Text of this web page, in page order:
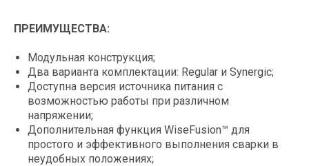
ПРЕИМУЩЕСТВА:
Модульная конструкция;
Два варианта комплектации: Regular и Synergic;
Доступна версия источника питания с
возможностью работы при различном
напряжении;
Дополнительная функция WiseFusion™ для
простого и эффективного выполнения сварки в
неудобных положениях;